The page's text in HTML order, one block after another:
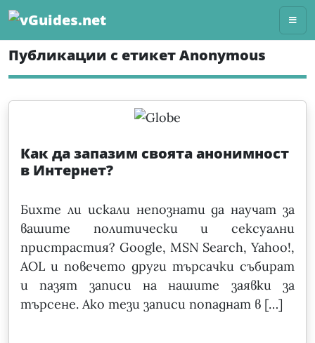
Skip
content
Публикации с етикет Anonymous
Как да запазим своята анонимност
в Интернет?
Бихте ли искали непознати да научат за
вашите политически и сексуални
пристрастия? Google, MSN Search, Yahoo!,
AOL и повечето други търсачки събират
и пазят записи на нашите заявки за
търсене. Ако тези записи попаднат в […]